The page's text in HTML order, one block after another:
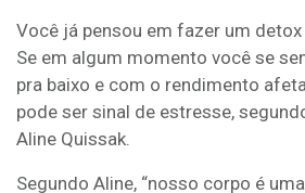
Você já pensou em fazer um
Se em algum momento você se
pra baixo e com o rendimento
pode ser sinal de estresse,
Aline Quissak.
Segundo Aline, “nosso corpo é